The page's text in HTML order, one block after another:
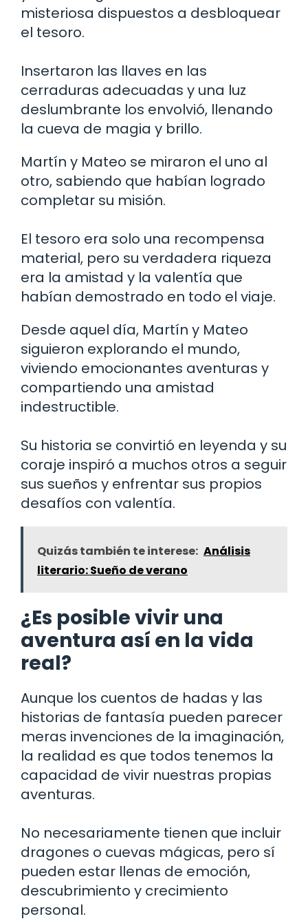
misteriosa dispuestos a desbloquear
el tesoro.
Insertaron las llaves en las
cerraduras adecuadas y una luz
deslumbrante los envolvió, llenando
la cueva de magia y brillo.
Martín y Mateo se miraron el uno al
otro, sabiendo que habían logrado
completar su misión.
El tesoro era solo una recompensa
material, pero su verdadera riqueza
era la amistad y la valentía que
habían demostrado en todo el viaje.
Desde aquel día, Martín y Mateo
siguieron explorando el mundo,
viviendo emocionantes aventuras y
compartiendo una amistad
indestructible.
Su historia se convirtió en leyenda y su
coraje inspiró a muchos otros a seguir
sus sueños y enfrentar sus propios
desafíos con valentía.
Quizás también te interese: Análisis
literario: Sueño de verano
¿Es posible vivir una
aventura así en la vida
real?
Aunque los cuentos de hadas y las
historias de fantasía pueden parecer
meras invenciones de la imaginación,
la realidad es que todos tenemos la
capacidad de vivir nuestras propias
aventuras.
No necesariamente tienen que incluir
dragones o cuevas mágicas, pero sí
pueden estar llenas de emoción,
descubrimiento y crecimiento
personal.